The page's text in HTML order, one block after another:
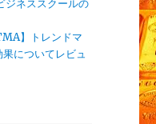
ジネススクールの
】トレンドマ
についてレビュ